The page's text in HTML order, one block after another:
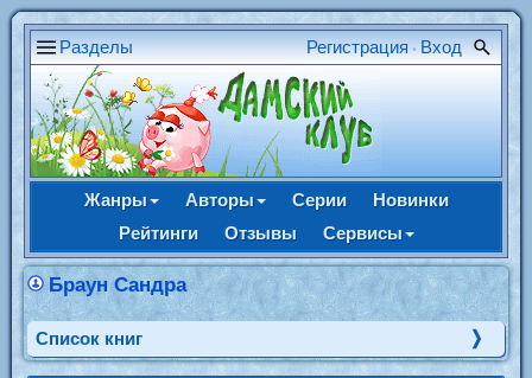
Разделы Регистрация • Вход
Жанры Авторы Серии
Новинки
Рейтинги
Отзывы Сервисы
Браун Сандра
Cписок книг